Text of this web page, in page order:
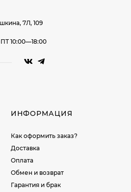
7Л, 109
10:00—18:00
ИНФОРМАЦИЯ
Как оформить заказ?
Доставка
Оплата
Обмен и возврат
Гарантия и брак